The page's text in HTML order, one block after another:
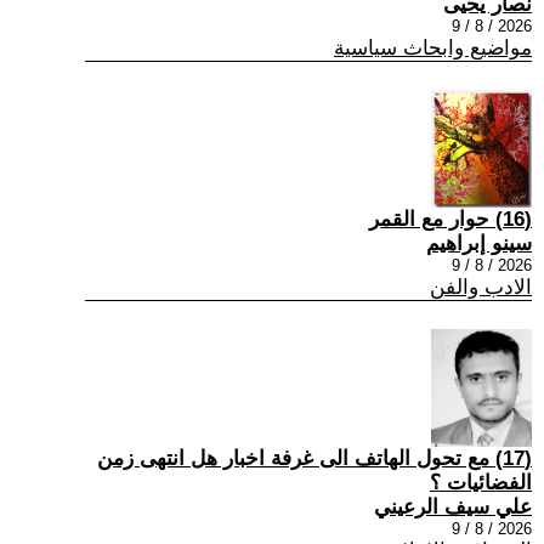
2026 / 8 / 9
مواضيع وابحاث سياسية
(16) حوار مع القمر
سينو إبراهيم
2026 / 8 / 9
الادب والفن
(17) مع تحول الهاتف الى غرفة اخبار هل انتهى زمن
الفضائيات ؟
علي سيف الرعيني
2026 / 8 / 9